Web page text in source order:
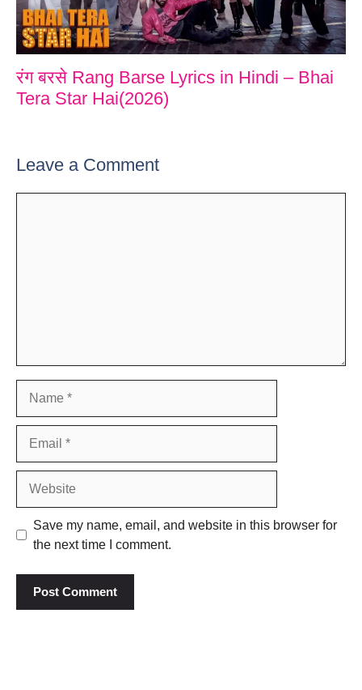
रंग बरसे Rang Barse Lyrics in Hindi – Bhai
Tera Star Hai(2026)
Leave a Comment
Save my name, email, and website in this browser for
the next time I comment.